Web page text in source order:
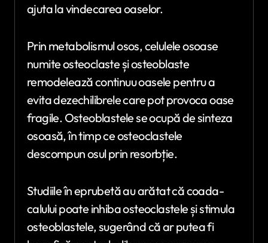
ajuta la vindecarea oaselor.
Prin metabolismul osos, celulele osoase
numite osteoclaste și osteoblaste
remodelează continuu oasele pentru a
evita dezechilibrele care pot provoca oase
fragile. Osteoblastele se ocupă de sinteza
osoasă, în timp ce osteoclastele
descompun osul prin resorbție.
Studiile în eprubetă au arătat că coada-
calului poate inhiba osteoclastele și stimula
osteoblastele, sugerând că ar putea fi